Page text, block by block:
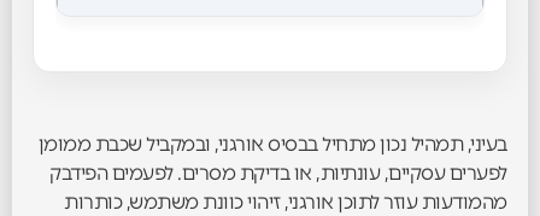
בעיני, תמהיל נכון מתחיל בבסיס אורגני, ובמקביל שכבת ממומן
לפערים עסקיים, עונתיות, או בדיקת מסרים. לפעמים הפידבק
מהמודעות עוזר לתוכן אורגני, זיהוי כוונת משתמש, כותרות